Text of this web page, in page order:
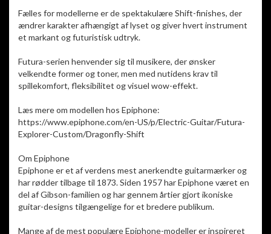
Fælles for modellerne er de spektakulære Shift-finishes, der
ændrer karakter afhængigt af lyset og giver hvert instrument
et markant og futuristisk udtryk.
Futura-serien henvender sig til musikere, der ønsker
velkendte former og toner, men med nutidens krav til
spillekomfort, fleksibilitet og visuel wow-effekt.
Læs mere om modellen hos Epiphone:
https://www.epiphone.com/en-US/p/Electric-Guitar/Futura-
Explorer-Custom/Dragonfly-Shift
Om Epiphone
Epiphone er et af verdens mest anerkendte guitarmærker og
har rødder tilbage til 1873. Siden 1957 har Epiphone været en
del af Gibson-familien og har gennem årtier gjort ikoniske
guitar-designs tilgængelige for et bredere publikum.
Mange af de mest populære Epiphone-modeller er inspireret